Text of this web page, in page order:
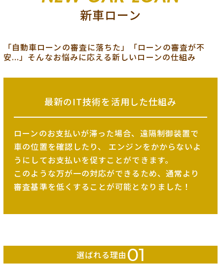
新車ローン
「自動車ローンの審査に落ちた」「ローンの審査が不
安...」そんなお悩みに応える新しいローンの仕組み
最新のIT技術を活用した仕組み
ローンのお支払いが滞った場合、遠隔制御装置で
車の位置を確認したり、
エンジンをかからないよ
うにしてお支払いを促すことができます。
このような万が一の対応ができるため、 通常より
審査基準を低くすることが可能となりました！
選ばれる理由 01